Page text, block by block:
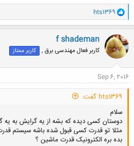
و
ا
ک
ن
ش
ه
ا
hts1369
f shademan
کاربر فعال مهندسی برق , کاربر ممتاز
Sep 6, 2016
hts1369 گفت:
سلام
دوستان کسی دیده که بشه از یه گرایش به یه
مثلا تو قدرت کسی قبول شده باشه سیستم
بده بره الکترونیک قدرت ماشین ؟